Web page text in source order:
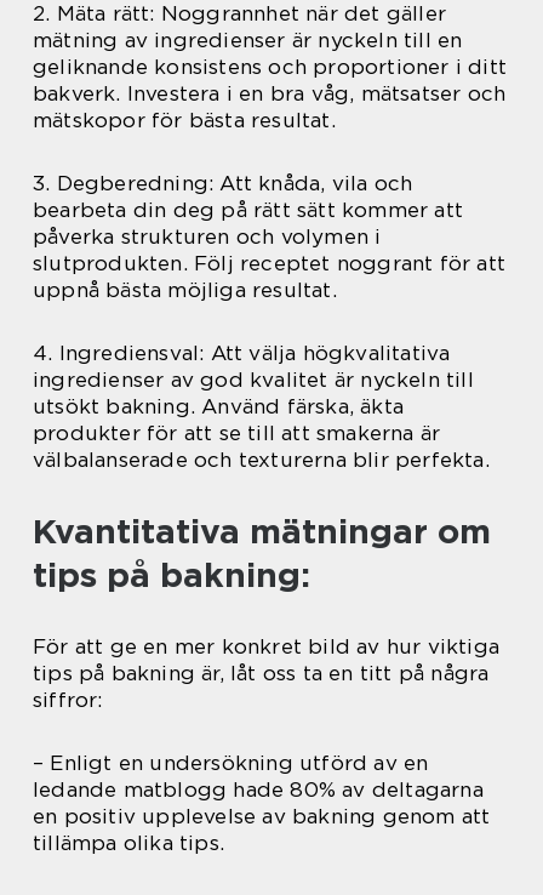
2. Mäta rätt: Noggrannhet när det gäller
mätning av ingredienser är nyckeln till en
geliknande konsistens och proportioner i ditt
bakverk. Investera i en bra våg, mätsatser och
mätskopor för bästa resultat.
3. Degberedning: Att knåda, vila och
bearbeta din deg på rätt sätt kommer att
påverka strukturen och volymen i
slutprodukten. Följ receptet noggrant för att
uppnå bästa möjliga resultat.
4. Ingrediensval: Att välja högkvalitativa
ingredienser av god kvalitet är nyckeln till
utsökt bakning. Använd färska, äkta
produkter för att se till att smakerna är
välbalanserade och texturerna blir perfekta.
Kvantitativa mätningar om
tips på bakning:
För att ge en mer konkret bild av hur viktiga
tips på bakning är, låt oss ta en titt på några
siffror:
– Enligt en undersökning utförd av en
ledande matblogg hade 80% av deltagarna
en positiv upplevelse av bakning genom att
tillämpa olika tips.